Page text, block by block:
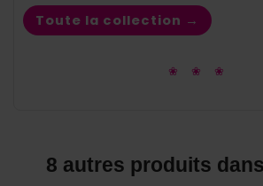
Toute la collection →
❀ ❀ ❀
8 autres produits